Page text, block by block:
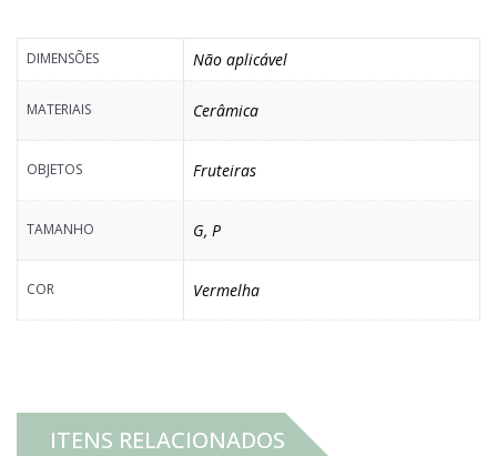
DIMENSÕES Não aplicável
MATERIAIS Cerâmica
OBJETOS Fruteiras
TAMANHO G, P
COR Vermelha
ITENS RELACIONADOS